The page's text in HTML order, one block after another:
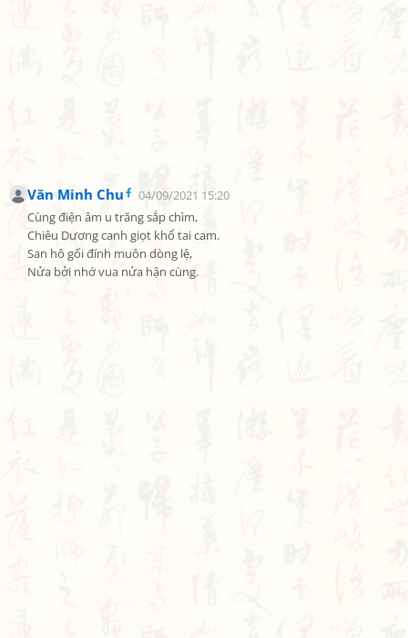
Văn Minh Chu
04/09/2021 15:20
Cùng điện âm u trăng sắp chìm,
Chiêu Dương canh giọt khổ tai cam.
San hô gối đính muôn dòng lệ,
Nửa bởi nhớ vua nửa hận cùng.